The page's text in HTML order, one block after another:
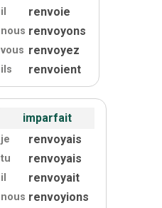
il renvoie
nous renvoyons
vous renvoyez
ils renvoient
imparfait
je renvoyais
tu renvoyais
il renvoyait
nous renvoyions